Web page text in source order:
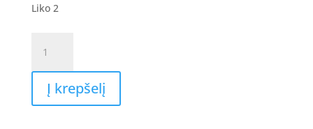
Liko 2
kiekis:
I.Am
Polish
Į krepšelį